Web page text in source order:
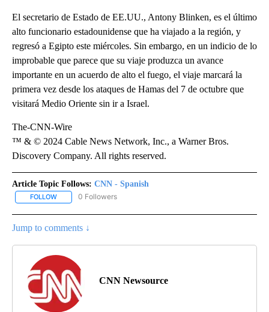
El secretario de Estado de EE.UU., Antony Blinken, es el último
alto funcionario estadounidense que ha viajado a la región, y
regresó a Egipto este miércoles. Sin embargo, en un indicio de lo
improbable que parece que su viaje produzca un avance
importante en un acuerdo de alto el fuego, el viaje marcará la
primera vez desde los ataques de Hamas del 7 de octubre que
visitará Medio Oriente sin ir a Israel.
The-CNN-Wire
™ & © 2024 Cable News Network, Inc., a Warner Bros.
Discovery Company. All rights reserved.
Article Topic Follows: CNN - Spanish
FOLLOW FOLLOW "CNN - SPANISH" TO RECEIVE NOTIFICATIONS ABOUT
0 Followers
Jump to comments ↓
CNN Newsource